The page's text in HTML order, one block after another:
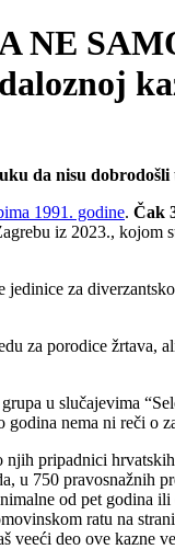
NE
da nisu
1991. godine. Čak
iz 2023., kojom
za
za porodice žrtava,
u slučajevima
nema ni reči o
pripadnici
u 750 pravosnažnih
od pet godina
ratu na
veeći deo ove kazne